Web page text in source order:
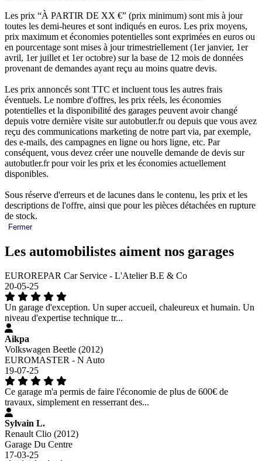
Les prix “À PARTIR DE XX €” (prix minimum) sont mis à jour
toutes les demi-heures et sont indiqués en euros. Les prix moyens,
prix maximum et économies potentielles sont exprimées en euros ou
en pourcentage sont mises à jour trimestriellement (1er janvier, 1er
avril, 1er juillet et 1er octobre) sur la base de 12 mois de données
provenant de demandes ayant reçu au moins quatre devis.
Les prix annoncés sont TTC et incluent tous les autres frais
éventuels. Le nombre d'offres, les prix réels, les économies
potentielles et la disponibilité des garages peuvent avoir changé
depuis votre dernière visite sur autobutler.fr ou depuis que vous avez
reçu des communications marketing de notre part via, par exemple,
des e-mails, des campagnes en ligne ou hors ligne, etc. Par
conséquent, vous devez créer une nouvelle demande de devis sur
autobutler.fr pour voir les prix et les économies actuellement
disponibles.
Sous réserve d'erreurs et de lacunes dans le contenu, les prix et les
descriptions de l'offre, ainsi que pour les pièces détachées en rupture
de stock.
Fermer
Les automobilistes aiment nos garages
EUROREPAR Car Service - L'Atelier B.E & Co
20-05-25
Un garage d'exception. Un super accueil, chaleureux et humain. Un
niveau d'expertise technique tr...
Aikpa
Volkswagen Beetle (2012)
EUROMASTER - N Auto
19-07-25
Ce garage m'a permis de faire l'économie de plus de 600€ de
travaux, simplement en resserrant des...
Sylvain L.
Renault Clio (2012)
Garage Du Centre
17-03-25